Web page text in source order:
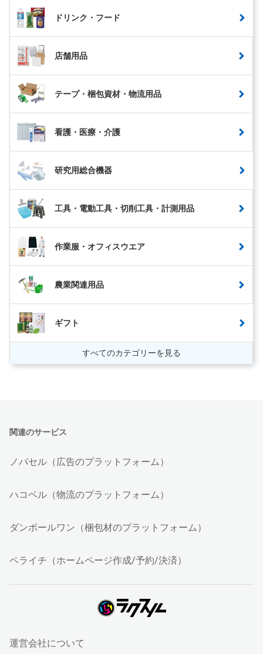
ドリンク・フード
店舗用品
テープ・梱包資材・物流用品
看護・医療・介護
研究用総合機器
工具・電動工具・切削工具・計測用品
作業服・オフィスウエア
農業関連用品
ギフト
すべてのカテゴリーを見る
関連のサービス
ノバセル（広告のプラットフォーム）
ハコベル（物流のプラットフォーム）
ダンボールワン（梱包材のプラットフォーム）
ペライチ（ホームページ作成/予約/決済）
運営会社について